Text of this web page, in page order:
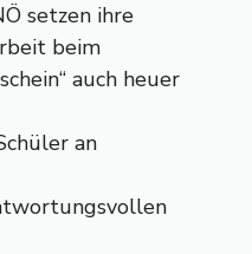
setzen ihre
beim
auch heuer
an